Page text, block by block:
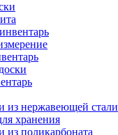
из нержавеющей стали
хранения
из поликарбоната